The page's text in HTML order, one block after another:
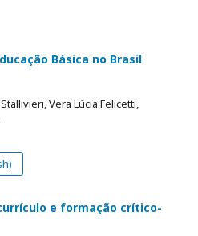
Básica no Brasil
Vera Lúcia Felicetti,
e formação crítico-